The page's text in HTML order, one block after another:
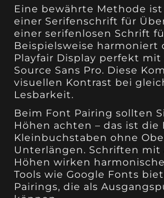
Eine bewährte Methode
einer Serifenschrift für
einer serifenlosen Schrift
Beispielsweise harmoniert
Playfair Display perfekt mit
Source Sans Pro. Diese
visuellen Kontrast bei
Lesbarkeit.
Beim Font Pairing sollten
Höhen achten – das ist die
Kleinbuchstaben ohne
Unterlängen. Schriften mit
Höhen wirken
Tools wie Google Fonts
Pairings, die als